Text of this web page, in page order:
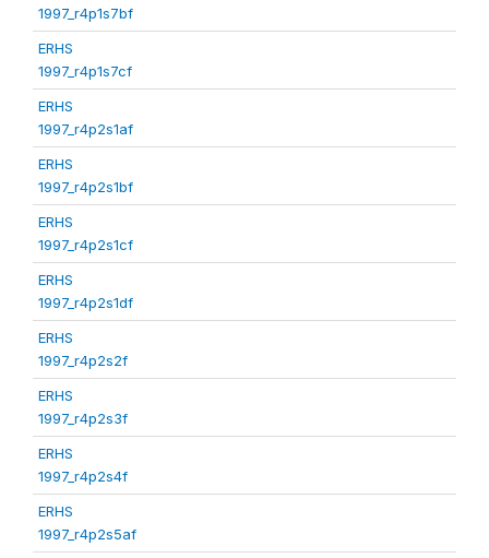
1997_r4p1s7bf
ERHS
1997_r4p1s7cf
ERHS
1997_r4p2s1af
ERHS
1997_r4p2s1bf
ERHS
1997_r4p2s1cf
ERHS
1997_r4p2s1df
ERHS
1997_r4p2s2f
ERHS
1997_r4p2s3f
ERHS
1997_r4p2s4f
ERHS
1997_r4p2s5af